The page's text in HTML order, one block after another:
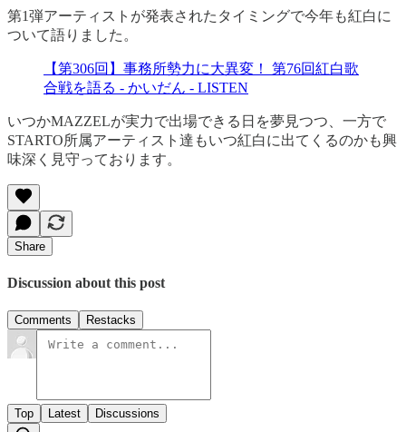
第1弾アーティストが発表されたタイミングで今年も紅白に
ついて語りました。
【第306回】事務所勢力に大異変！ 第76回紅白歌
合戦を語る - かいだん - LISTEN
いつかMAZZELが実力で出場できる日を夢見つつ、一方で
STARTO所属アーティスト達もいつ紅白に出てくるのかも興
味深く見守っております。
Share
Discussion about this post
Comments Restacks
Top Latest Discussions